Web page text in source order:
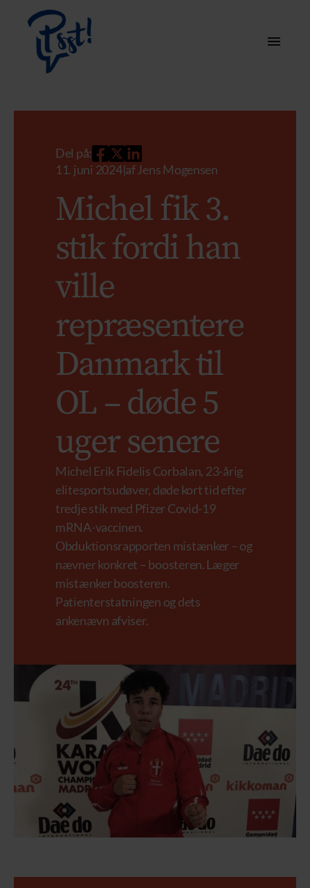
11. juni 2024|af Jens Mogensen
Del på:
Michel fik 3.
stik fordi han
ville
repræsentere
Danmark til
OL – døde 5
uger senere
Michel Erik Fidelis Corbalan, 23-årig
elitesportsudøver, døde kort tid efter
tredje stik med Pfizer Covid-19
mRNA-vaccinen.
Obduktionsrapporten mistænker – og
nævner konkret – boosteren. Læger
mistænker boosteren.
Patienterstatningen og dets
ankenævn afviser.